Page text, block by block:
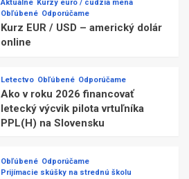
Aktuálne Kurzy euro / cudzia mena
Obľúbené Odporúčame
Kurz EUR / USD – americký dolár
online
Letectvo Obľúbené Odporúčame
Ako v roku 2026 financovať
letecký výcvik pilota vrtuľníka
PPL(H) na Slovensku
Obľúbené Odporúčame
Prijímacie skúšky na strednú školu